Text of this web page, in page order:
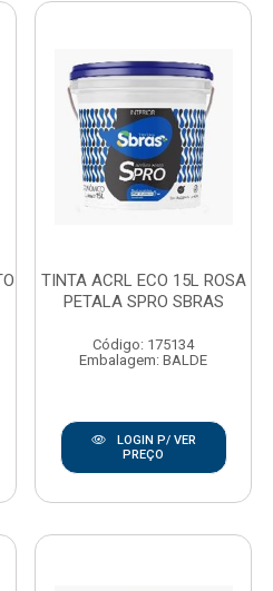
TINTA ACRL ECO 15L ROSA
PETALA SPRO SBRAS
Código: 175134
Embalagem: BALDE
LOGIN P/ VER
PREÇO